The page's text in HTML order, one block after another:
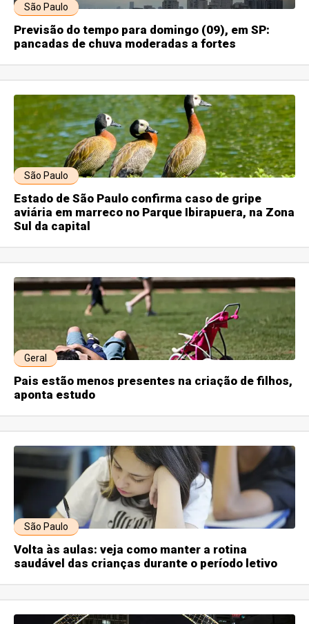
São Paulo
Previsão do tempo para domingo (09), em SP:
pancadas de chuva moderadas a fortes
São Paulo
Estado de São Paulo confirma caso de gripe
aviária em marreco no Parque Ibirapuera, na Zona
Sul da capital
Geral
Pais estão menos presentes na criação de filhos,
aponta estudo
São Paulo
Volta às aulas: veja como manter a rotina
saudável das crianças durante o período letivo